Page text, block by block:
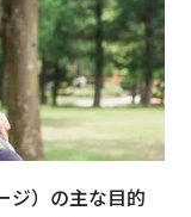
ジ）の主な目的